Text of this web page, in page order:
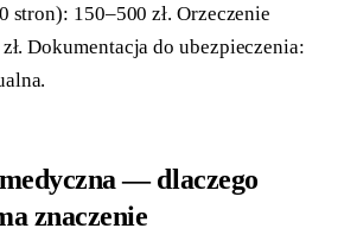
stron): 150–500 zł. Orzeczenie
Dokumentacja do ubezpieczenia:
— dlaczego
znaczenie